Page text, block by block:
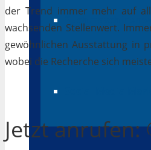
der Trend immer mehr auf
wachsenden Stellenwert.
gewöhnlichen Ausstattung in
wobei die Recherche sich
Jetztanrufen: